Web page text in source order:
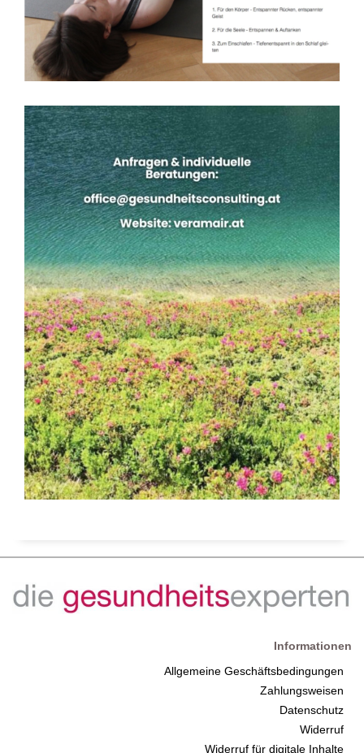
Informationen
Allgemeine Geschäftsbedingungen
Zahlungsweisen
Datenschutz
Widerruf
Widerruf für digitale Inhalte